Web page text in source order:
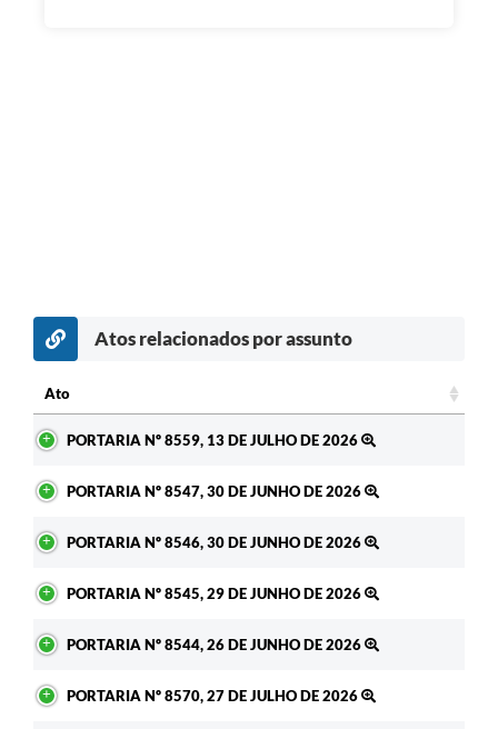
Atos relacionados por assunto
Ato
PORTARIA Nº 8559, 13 DE JULHO DE 2026
PORTARIA Nº 8547, 30 DE JUNHO DE 2026
PORTARIA Nº 8546, 30 DE JUNHO DE 2026
PORTARIA Nº 8545, 29 DE JUNHO DE 2026
PORTARIA Nº 8544, 26 DE JUNHO DE 2026
PORTARIA Nº 8570, 27 DE JULHO DE 2026